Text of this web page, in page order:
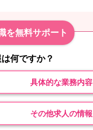
を無料サポート
何ですか？
具体的な業務内容
その他求人の情報